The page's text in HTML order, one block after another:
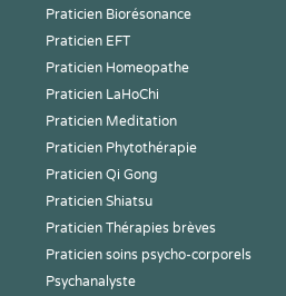
Praticien Biorésonance
Praticien EFT
Praticien Homeopathe
Praticien LaHoChi
Praticien Meditation
Praticien Phytothérapie
Praticien Qi Gong
Praticien Shiatsu
Praticien Thérapies brèves
Praticien soins psycho-corporels
Psychanalyste